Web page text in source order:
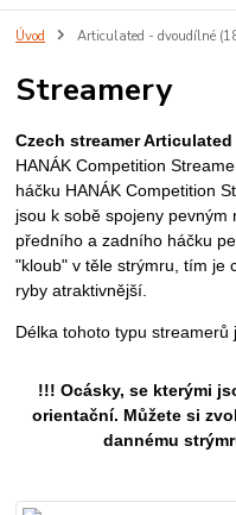
Úvod Articulated - dvoudílné
Streamery
Czech streamer Articulated
HANÁK Competition
háčku HANÁK Competition
jsou k sobě spojeny
předního a zadního háčku
"kloub" v těle strýmru, tím je
ryby atraktivnější.
Délka tohoto typu streamerů
!!! Ocásky, se kterými
orientační. Můžete si
dannému